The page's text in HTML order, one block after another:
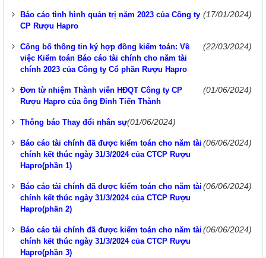
Báo cáo tình hình quản trị năm 2023 của Công ty
CP Rượu Hapro
(17/01/2024)
Công bố thông tin ký hợp đồng kiểm toán: Về
việc Kiểm toán Báo cáo tài chính cho năm tài
chính 2023 của Công ty Cổ phần Rượu Hapro
(22/03/2024)
Đơn từ nhiệm Thành viên HĐQT Công ty CP
Rượu Hapro của ông Đinh Tiến Thành
(01/06/2024)
Thông báo Thay đổi nhân sự(01/06/2024)
Báo cáo tài chính đã được kiểm toán cho năm tài
chính kết thúc ngày 31/3/2024 của CTCP Rượu
Hapro(phần 1)
(06/06/2024)
Báo cáo tài chính đã được kiểm toán cho năm tài
chính kết thúc ngày 31/3/2024 của CTCP Rượu
Hapro(phần 2)
(06/06/2024)
Báo cáo tài chính đã được kiểm toán cho năm tài
chính kết thúc ngày 31/3/2024 của CTCP Rượu
Hapro(phần 3)
(06/06/2024)